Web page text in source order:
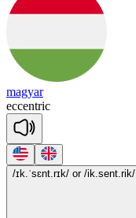
magyar
eccentric
/ɪk.ˈsɛnt.rɪk/ or /ik.sent.rik/